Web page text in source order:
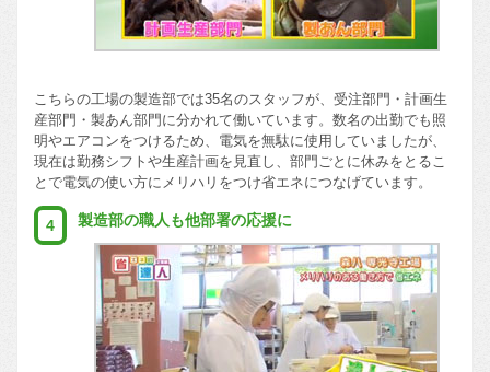
こちらの工場の製造部では35名のスタッフが、受注部門・計画生
産部門・製あん部門に分かれて働いています。数名の出勤でも照
明やエアコンをつけるため、電気を無駄に使用していましたが、
現在は勤務シフトや生産計画を見直し、部門ごとに休みをとるこ
とで電気の使い方にメリハリをつけ省エネにつなげています。
4 製造部の職人も他部署の応援に